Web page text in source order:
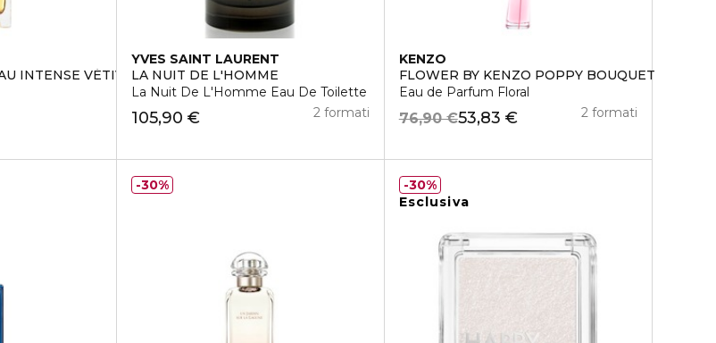
INTENSE VÉTIVER
YVES SAINT LAURENT
LA NUIT DE L'HOMME
La Nuit De L'Homme Eau De Toilette
105,90 € 2 formati
KENZO
FLOWER BY KENZO POPPY BOUQUET
Eau de Parfum Floral
53,83 €
76,90 € 2 formati
30%
Esclusiva
30%